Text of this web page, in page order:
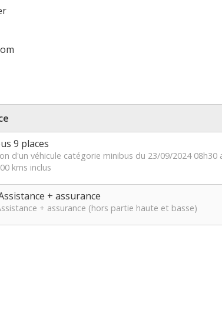
9 places
d'un véhicule catégorie minibus du 23/09/2024 08h30
kms inclus
+ assurance
+ assurance (hors partie haute et basse)